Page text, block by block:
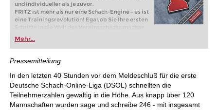
und individueller als je zuvor.
FRITZ ist mehr als nur eine Schach-Engine – es ist
eine Trainingsrevolution! Egal, ob Sie Ihre ersten
Schritte in die Welt des Vereinsschachs machen
oder bereits auf Turnierniveau spielen: Mit
FRITZ trainieren Sie effizienter, intelligenter und
individueller als je zuvor.
Mehr...
Pressemitteilung
In den letzten 40 Stunden vor dem Meldeschluß für die erste
Deutsche Schach-Online-Liga (DSOL) schnellten die
Teilnehmerzahlen gewaltig in die Höhe. Aus knapp über 120
Mannschaften wurden sage und schreibe 246 - mit insgesamt